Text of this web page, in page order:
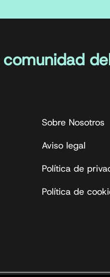
comunidad
Sobre Nosotros
Aviso legal
Política de
Política de